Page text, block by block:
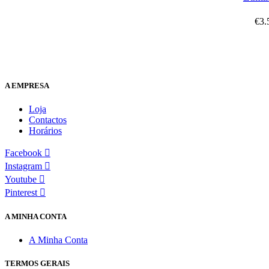
€
A EMPRESA
Loja
Contactos
Horários
Facebook
Instagram
Youtube
Pinterest
A MINHA CONTA
A Minha Conta
TERMOS GERAIS